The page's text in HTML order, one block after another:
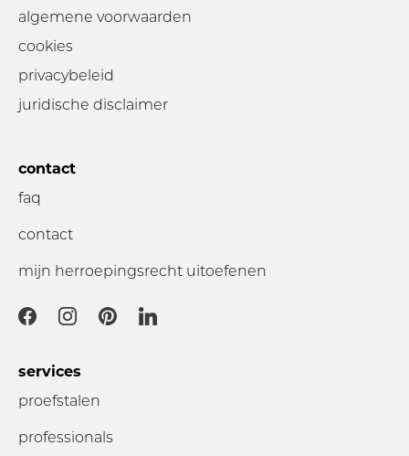
algemene voorwaarden
cookies
privacybeleid
juridische disclaimer
contact
faq
contact
mijn herroepingsrecht uitoefenen
services
proefstalen
professionals